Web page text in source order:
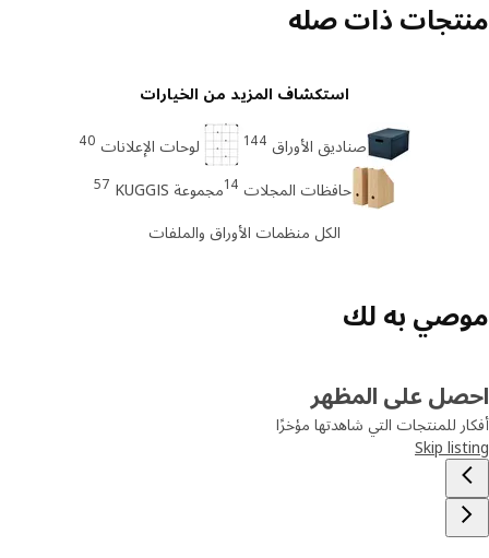
ذات صله
استكشاف المزيد من الخيارات
صناديق الأوراق 144 لوحات الإعلانات 40
حافظات المجلات 14مجموعة KUGGIS 57
الكل منظمات الأوراق والملفات
به لك
على المظهر
للمنتجات التي شاهدتها مؤخرًا
Skip